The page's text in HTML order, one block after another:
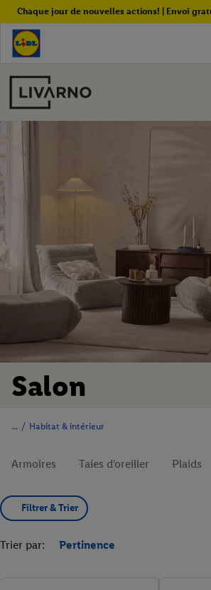
Chaque jour de nouvelles actions! | Envoi
Salon
/ Habitat & intérieur
Armoires Taies d'oreiller Plaids
Filtrer & Trier
Trier par: Pertinence